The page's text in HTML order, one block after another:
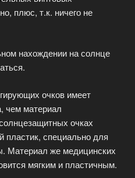
плюс, т.к. ничего не
нахождении на солнце
очков имеет
чем материал
очках
пластик, специально для
Материал же медицинских
мягким и пластичным.